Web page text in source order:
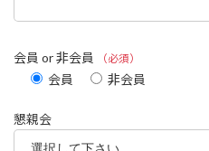
会員 or 非会員 （必須）
会員 非会員
懇親会